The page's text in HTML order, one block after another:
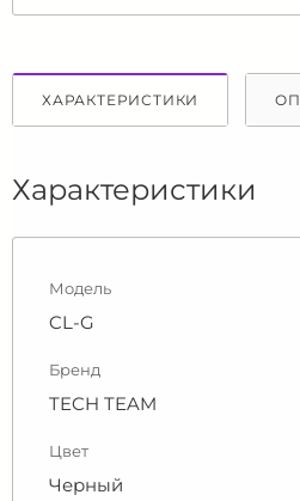
ХАРАКТЕРИСТИКИ
Характеристики
Модель
CL-G
Бренд
TECH TEAM
Цвет
Черный